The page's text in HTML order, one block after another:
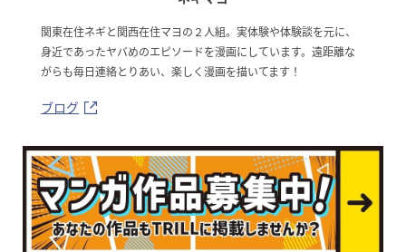
関東在住ネギと関西在住マヨの２人組。実体験や体験談を元に、
身近であったヤバめのエピソードを漫画にしています。遠距離な
がらも毎日連絡とりあい、楽しく漫画を描いてます！